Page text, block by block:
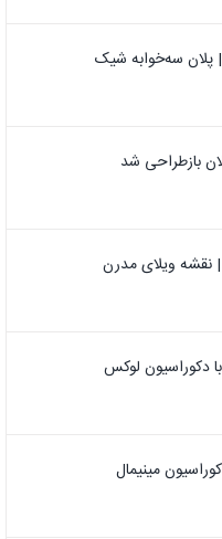
بازطراحی شد
دکوراسیون لوکس